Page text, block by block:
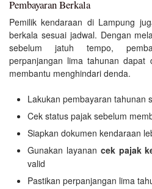
Pembayaran Berkala
Pemilik kendaraan di Lampung
berkala sesuai jadwal. Dengan
sebelum jatuh tempo,
perpanjangan lima tahunan
membantu menghindari denda.
Lakukan pembayaran tahunan
Cek status pajak sebelum
Siapkan dokumen kendaraan
Gunakan layanan cek pajak
valid
Pastikan perpanjangan lima